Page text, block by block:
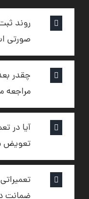
روند
صورتی
چقدر
مراجعه
آیا در
تعویض
ضمانت